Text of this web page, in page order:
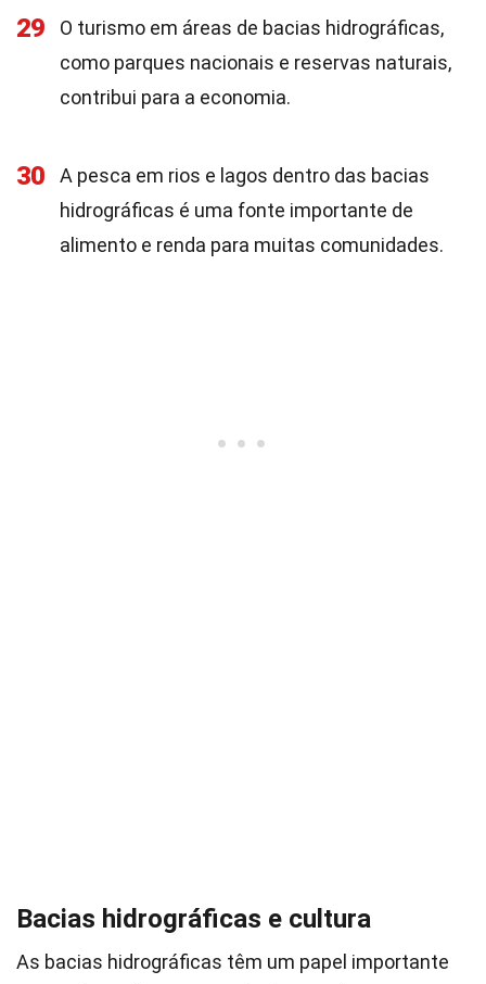
29
O turismo em áreas de bacias hidrográficas,
como parques nacionais e reservas naturais,
contribui para a economia.
30
A pesca em rios e lagos dentro das bacias
hidrográficas é uma fonte importante de
alimento e renda para muitas comunidades.
Bacias hidrográficas e cultura
As bacias hidrográficas têm um papel importante